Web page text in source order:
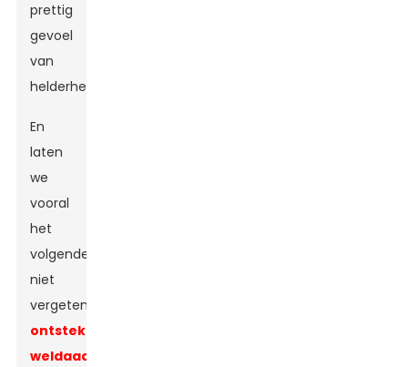
prettig
gevoel
van
helderheid.
En
laten
we
vooral
het
volgende
niet
vergeten:
ontstekingsremmende
weldaad